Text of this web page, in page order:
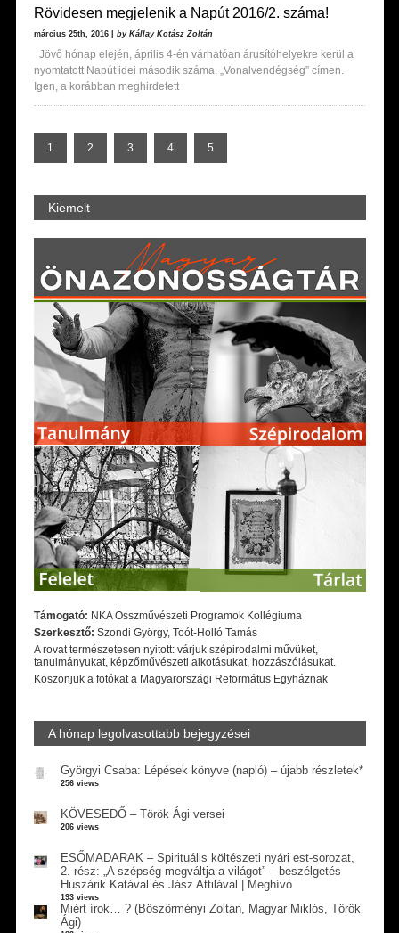
Rövidesen megjelenik a Napút 2016/2. száma!
március 25th, 2016 | by Kállay Kotász Zoltán
Jövő hónap elején, április 4-én várhatóan árusítóhelyekre kerül a
nyomtatott Napút idei második száma, „Vonalvendégség” címen.
Igen, a korábban meghirdetett
1 2 3 4 5
Kiemelt
Támogató: NKA Összművészeti Programok Kollégiuma
Szerkesztő: Szondi György, Toót-Holló Tamás
A rovat természetesen nyitott: várjuk szépirodalmi művüket,
tanulmányukat, képzőművészeti alkotásukat, hozzászólásukat.
Köszönjük a fotókat a Magyarországi Református Egyháznak
A hónap legolvasottabb bejegyzései
Györgyi Csaba: Lépések könyve (napló) – újabb részletek*
256 views
KÖVESEDŐ – Török Ági versei
206 views
ESŐMADARAK – Spirituális költészeti nyári est-sorozat,
2. rész: „A szépség megváltja a világot” – beszélgetés
Huszárik Katával és Jász Attilával | Meghívó
193 views
Miért írok… ? (Böszörményi Zoltán, Magyar Miklós, Török
Ági)